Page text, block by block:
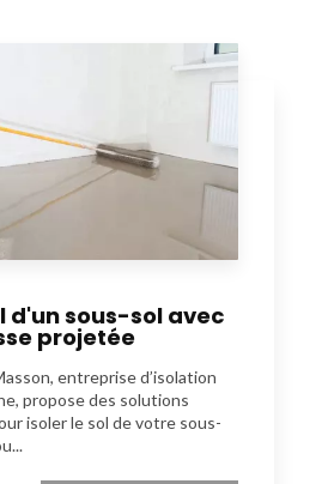
d'un sous-sol avec
projetée
entreprise d’isolation
propose des solutions
isoler le sol de votre sous-